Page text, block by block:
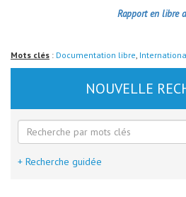
Rapport en libre
Mots clés : Documentation libre,
NOUVELLE
+ Recherche guidée